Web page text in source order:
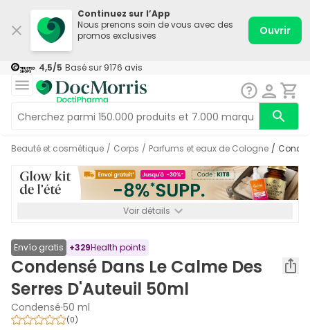
Continuez sur l’App
Nous prenons soin de vous avec des
promos exclusives
Ouvrir
4,5/5 Basé sur 9176 avis
Beauté et cosmétique / Corps / Parfums et eaux de Cologne /
Voir détails
Envío gratis +329Health points
Condensé Dans Le Calme Des
Serres D'Auteuil 50ml
Condensé·50 ml
(0)